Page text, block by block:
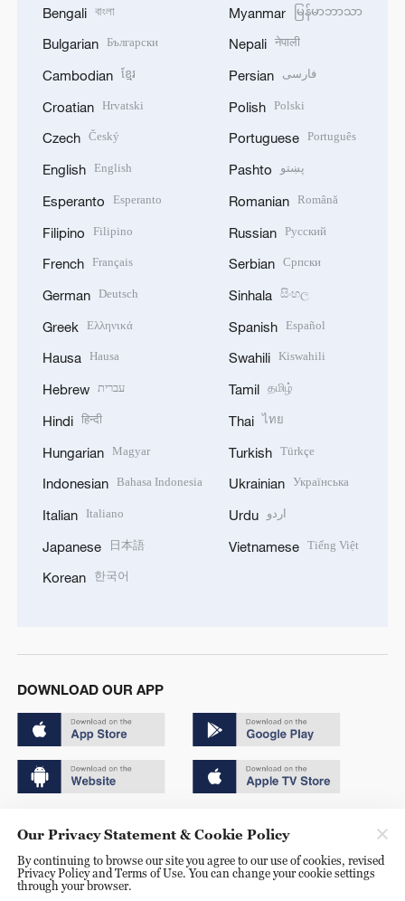
Bengali বাংলা
Bulgarian Български
Cambodian ខ្មែរ
Croatian Hrvatski
Czech Český
English English
Esperanto Esperanto
Filipino Filipino
French Français
German Deutsch
Greek Ελληνικά
Hausa Hausa
Hebrew עברית
Hindi हिन्दी
Hungarian Magyar
Indonesian Bahasa Indonesia
Italian Italiano
Japanese 日本語
Korean 한국어
Myanmar မြန်မာဘာသာ
Nepali नेपाली
Persian فارسی
Polish Polski
Portuguese Português
Pashto پښتو
Romanian Română
Russian Русский
Serbian Српски
Sinhala සිංහල
Spanish Español
Swahili Kiswahili
Tamil தமிழ்
Thai ไทย
Turkish Türkçe
Ukrainian Українська
Urdu اردو
Vietnamese Tiếng Việt
DOWNLOAD OUR APP
京ICP备20000184号
京公网安备 11010502050052号
Our Privacy Statement & Cookie Policy
By continuing to browse our site you agree to our use of cookies, revised
Privacy Policy and Terms of Use. You can change your cookie settings
through your browser.